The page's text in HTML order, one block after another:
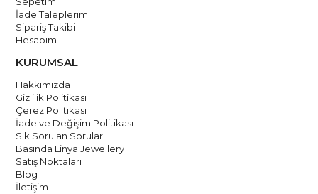
İade Taleplerim
Sipariş Takibi
Hesabım
KURUMSAL
Hakkımızda
Gizlilik Politikası
Çerez Politikası
İade ve Değişim Politikası
Sık Sorulan Sorular
Basında Linya Jewellery
Satış Noktaları
Blog
İletişim